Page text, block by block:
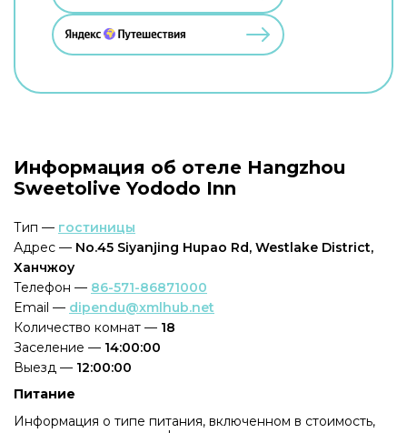
Информация об отеле Hangzhou
Sweetolive Yododo Inn
Тип — гостиницы
Адрес — No.45 Siyanjing Hupao Rd, Westlake District,
Ханчжоу
Телефон — 86-571-86871000
Email — dipendu@xmlhub.net
Количество комнат — 18
Заселение — 14:00:00
Выезд — 12:00:00
Питание
Информация о типе питания, включенном в стоимость,